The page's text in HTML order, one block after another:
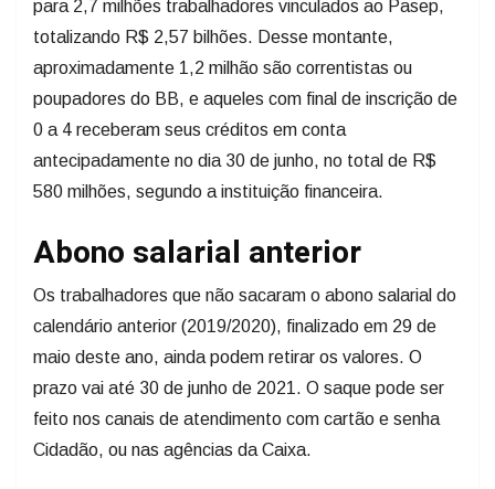
para 2,7 milhões trabalhadores vinculados ao Pasep,
totalizando R$ 2,57 bilhões. Desse montante,
aproximadamente 1,2 milhão são correntistas ou
poupadores do BB, e aqueles com final de inscrição de
0 a 4 receberam seus créditos em conta
antecipadamente no dia 30 de junho, no total de R$
580 milhões, segundo a instituição financeira.
Abono salarial anterior
Os trabalhadores que não sacaram o abono salarial do
calendário anterior (2019/2020), finalizado em 29 de
maio deste ano, ainda podem retirar os valores. O
prazo vai até 30 de junho de 2021. O saque pode ser
feito nos canais de atendimento com cartão e senha
Cidadão, ou nas agências da Caixa.